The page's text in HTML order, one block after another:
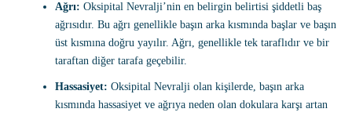
Ağrı: Oksipital Nevralji’nin en belirgin belirtisi şiddetli baş
ağrısıdır. Bu ağrı genellikle başın arka kısmında başlar ve başın
üst kısmına doğru yayılır. Ağrı, genellikle tek taraflıdır ve bir
taraftan diğer tarafa geçebilir.
Hassasiyet: Oksipital Nevralji olan kişilerde, başın arka
kısmında hassasiyet ve ağrıya neden olan dokulara karşı artan